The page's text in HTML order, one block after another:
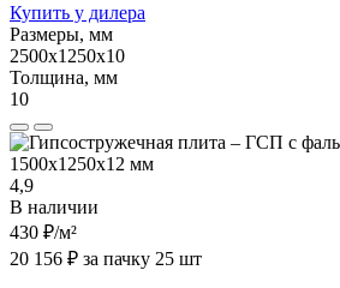
Купить у дилера
Размеры, мм
2500х1250х10
Толщина, мм
10
4,9
В наличии
430 ₽/м²
20 156 ₽ за пачку 25 шт